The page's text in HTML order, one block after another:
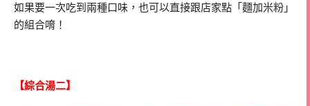
如果要一次吃到兩種口味，也可以直接跟店家點「麵加米粉」
的組合唷！
【綜合湯二】